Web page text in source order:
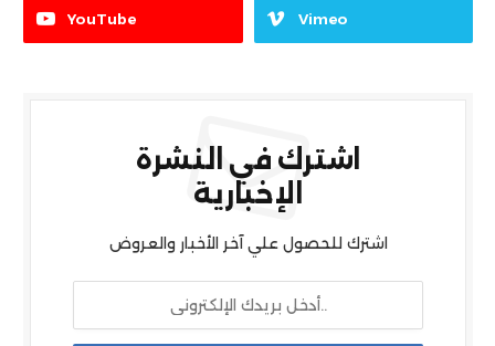
YouTube Vimeo
اشترك في النشرة
الإخبارية
اشترك للحصول علي آخر الأخبار والعروض